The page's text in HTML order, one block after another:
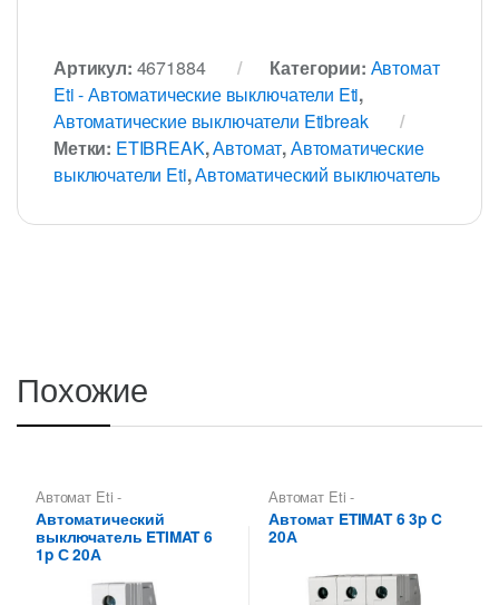
Артикул: 4671884 Категории: Автомат
Eti - Автоматические выключатели Eti,
Автоматические выключатели Etibreak
Метки: ETIBREAK,Автомат,Автоматические
выключатели Eti,Автоматический выключатель
Похожие
Автомат Eti -
Автоматические
выключатели Eti,
Автоматические
выключатели Etimat
Автоматические
выключатели Etimat 6 (6 kA)
Автоматический
выключатель ETIMAT 6
1p С 20А
Автомат Eti -
Автоматические
выключатели Eti,
Автоматические
Автоматические
выключатели Etimat 6 (6 kA)
Автомат ETIMAT 6 3p C
20А